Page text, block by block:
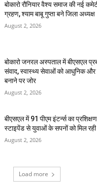
बोकारो रौनियार वैश्य समाज की नई
ग्रहण, श्याम बाबू गुप्ता बने जिला अध्यक्ष
August 2, 2026
बोकारो जनरल अस्पताल में बीएसएल
संवाद, स्वास्थ्य सेवाओं को आधुनिक और
बनाने पर जोर
August 2, 2026
बीएसएल में 91 पीएम इंटर्न्स का
स्टाइपेंड से युवाओं के सपनों को मिल
August 2, 2026
Load more